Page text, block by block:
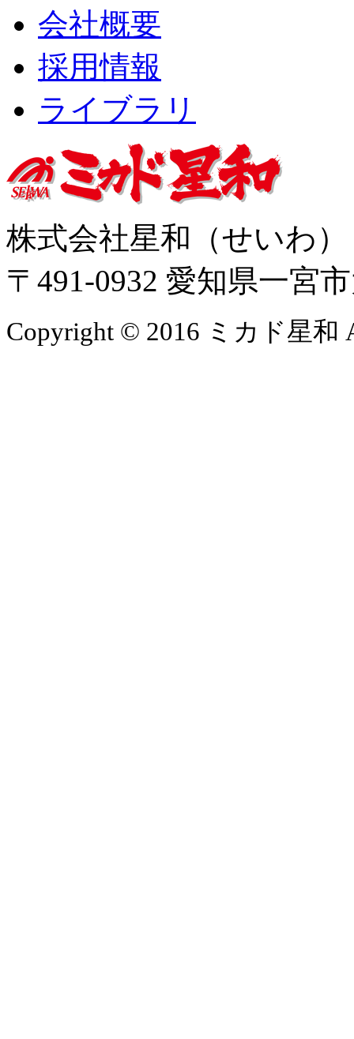
会社概要
採用情報
ライブラリ
株式会社星和（せいわ
〒491-0932 愛知県一宮
Copyright © 2016 ミカド星和